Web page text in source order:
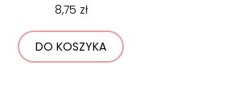
8,75 zł
DO KOSZYKA